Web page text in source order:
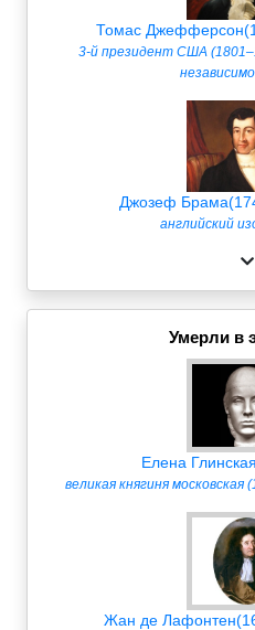
Томас
3-й президент США
Джозеф
английский
Умерли в
Елена
великая княгиня московская
Жан де